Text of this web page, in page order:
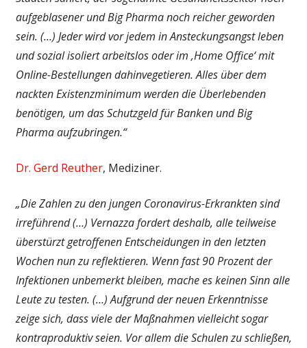
aufgeblasener und Big Pharma noch reicher geworden
sein. (…) Jeder wird vor jedem in Ansteckungsangst leben
und sozial isoliert arbeitslos oder im ‚Home Office‘ mit
Online-Bestellungen dahinvegetieren. Alles über dem
nackten Existenzminimum werden die Überlebenden
benötigen, um das Schutzgeld für Banken und Big
Pharma aufzubringen.“
Dr. Gerd Reuther, Mediziner.
„Die Zahlen zu den jungen Coronavirus-Erkrankten sind
irreführend (…) Vernazza fordert deshalb, alle teilweise
überstürzt getroffenen Entscheidungen in den letzten
Wochen nun zu reflektieren. Wenn fast 90 Prozent der
Infektionen unbemerkt bleiben, mache es keinen Sinn alle
Leute zu testen. (…)Aufgrund der neuen Erkenntnisse
zeige sich, dass viele der Maßnahmen vielleicht sogar
kontraproduktiv seien. Vor allem die Schulen zu schließen,